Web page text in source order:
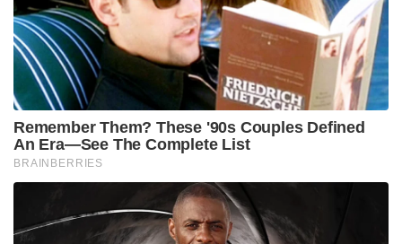
Remember Them? These '90s Couples Defined
An Era—See The Complete List
BRAINBERRIES